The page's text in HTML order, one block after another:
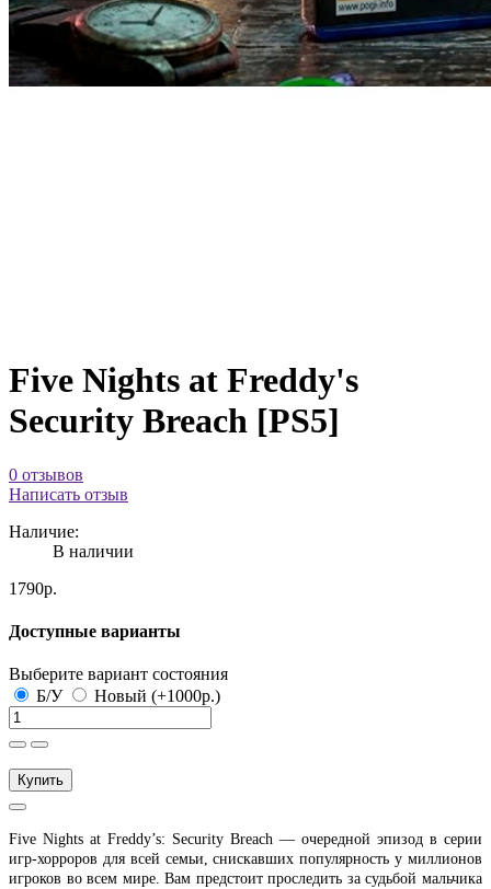
Five Nights at Freddy's
Security Breach [PS5]
0 отзывов
Написать отзыв
Наличие:
В наличии
1790р.
Доступные варианты
Выберите вариант состояния
Б/У
Новый (+1000р.)
Купить
Five Nights at Freddy’s: Security Breach — очередной эпизод в серии
игр-хорроров для всей семьи, снискавших популярность у миллионов
игроков во всем мире. Вам предстоит проследить за судьбой мальчика